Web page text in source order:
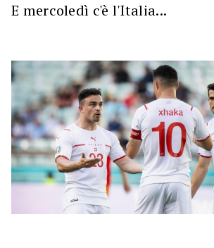
E mercoledì c'è l'Italia...